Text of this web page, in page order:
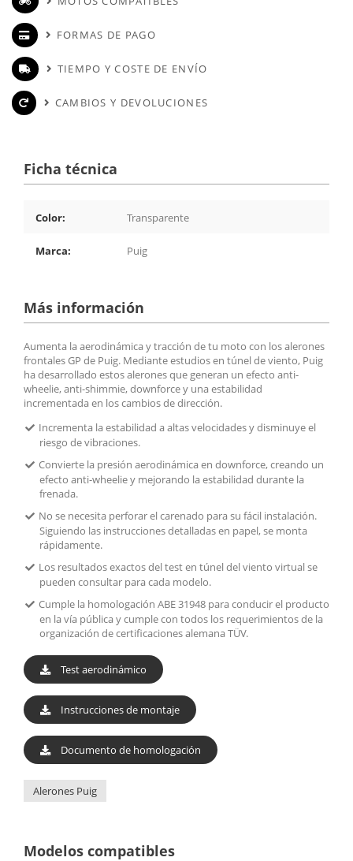
FORMAS DE PAGO
TIEMPO Y COSTE DE ENVÍO
CAMBIOS Y DEVOLUCIONES
Ficha técnica
Color: Transparente
Marca: Puig
Más información
Aumenta la aerodinámica y tracción de tu moto con los alerones
frontales GP de Puig. Mediante estudios en túnel de viento, Puig
ha desarrollado estos alerones que generan un efecto anti-
wheelie, anti-shimmie, downforce y una estabilidad
incrementada en los cambios de dirección.
Incrementa la estabilidad a altas velocidades y disminuye el
riesgo de vibraciones.
Convierte la presión aerodinámica en downforce, creando un
efecto anti-wheelie y mejorando la estabilidad durante la
frenada.
No se necesita perforar el carenado para su fácil instalación.
Siguiendo las instrucciones detalladas en papel, se monta
rápidamente.
Los resultados exactos del test en túnel del viento virtual se
pueden consultar para cada modelo.
Cumple la homologación ABE 31948 para conducir el producto
en la vía pública y cumple con todos los requerimientos de la
organización de certificaciones alemana TÜV.
Test aerodinámico
Instrucciones de montaje
Documento de homologación
Alerones Puig
Modelos compatibles